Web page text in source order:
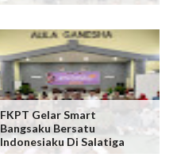
FKPT Gelar Smart
Bangsaku Bersatu
Indonesiaku Di Salatiga